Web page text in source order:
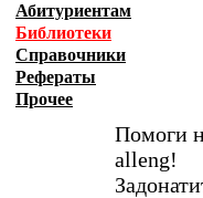
Абитуриентам
Библиотеки
Справочники
Рефераты
Прочее
Помоги
alleng!